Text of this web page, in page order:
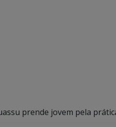
prende jovem pela